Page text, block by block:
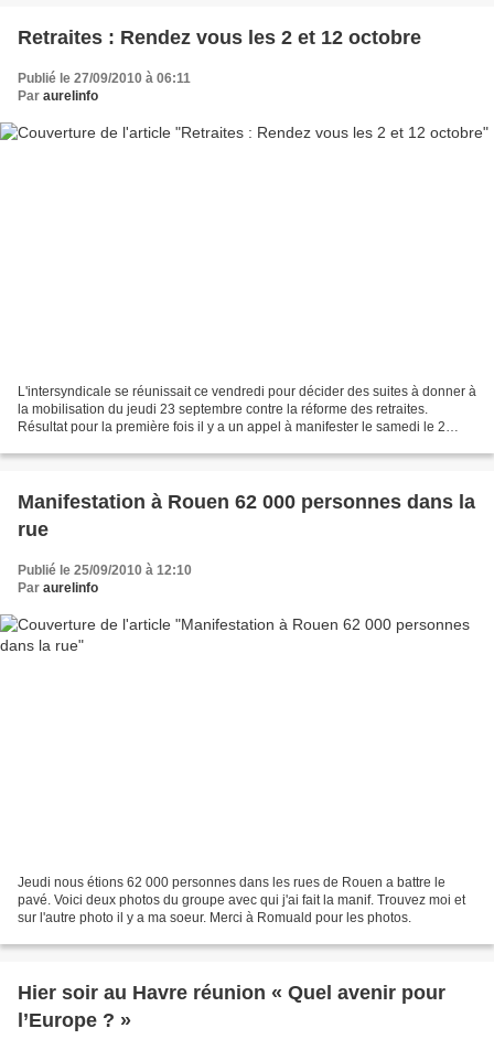
Retraites : Rendez vous les 2 et 12 octobre
Publié le 27/09/2010 à 06:11
Par aurelinfo
L'intersyndicale se réunissait ce vendredi pour décider des suites à donner à
la mobilisation du jeudi 23 septembre contre la réforme des retraites.
Résultat pour la première fois il y a un appel à manifester le samedi le 2
Manifestation à Rouen 62 000 personnes dans la
rue
Publié le 25/09/2010 à 12:10
Par aurelinfo
Jeudi nous étions 62 000 personnes dans les rues de Rouen a battre le
pavé. Voici deux photos du groupe avec qui j'ai fait la manif. Trouvez moi et
sur l'autre photo il y a ma soeur. Merci à Romuald pour les photos.
Hier soir au Havre réunion « Quel avenir pour
l’Europe ? »